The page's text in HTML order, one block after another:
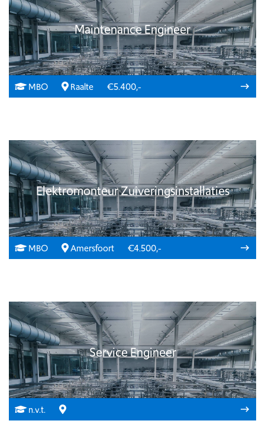
Maintenance Engineer
MBO Raalte €5.400,-
Elektromonteur Zuiveringsinstallaties
MBO Amersfoort €4.500,-
Service Engineer
n.v.t.